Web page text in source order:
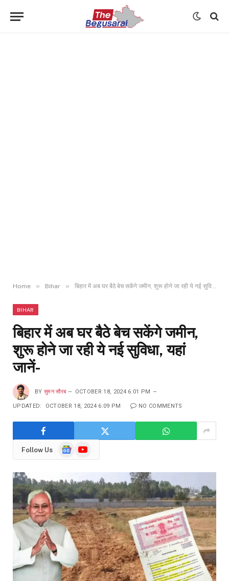
Home » Bihar » बिहार में अब घर बैठे बेच सकेंगे जमीन, शुरू होने जा रही ये नई सुविधा, यहां जानें-
BIHAR
बिहार में अब घर बैठे बेच सकेंगे जमीन,
शुरू होने जा रही ये नई सुविधा, यहां
जानें-
BY सुमन सौरब OCTOBER 18, 2024 6:01 PM
UPDATED: OCTOBER 18, 2024 6:09 PM NO COMMENTS
Follow Us
GoogleYouTube